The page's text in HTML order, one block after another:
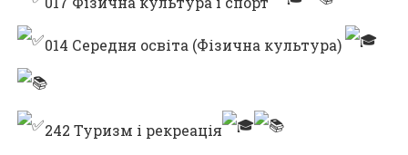
014 Середня освіта (Фізична культура)
242 Туризм і рекреація